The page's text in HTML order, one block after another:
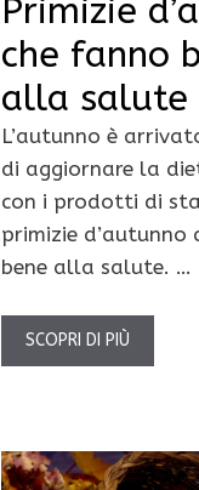
Primizie
che fanno
alla salute
L’autunno è
di aggiornare la
con i prodotti di
primizie d’autunno
bene alla salute. …
SCOPRI DI PIÙ